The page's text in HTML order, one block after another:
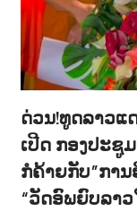
ດ່ວນ!ທູດລາວແ
ເປີດ ກອງປະຊູ
ກໍຄ້າຍກັບ”ກາ
“ວັດອົພຍົບລາວ